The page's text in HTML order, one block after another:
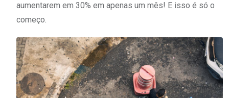
aumentarem em 30% em apenas um mês! E isso é só o
começo.